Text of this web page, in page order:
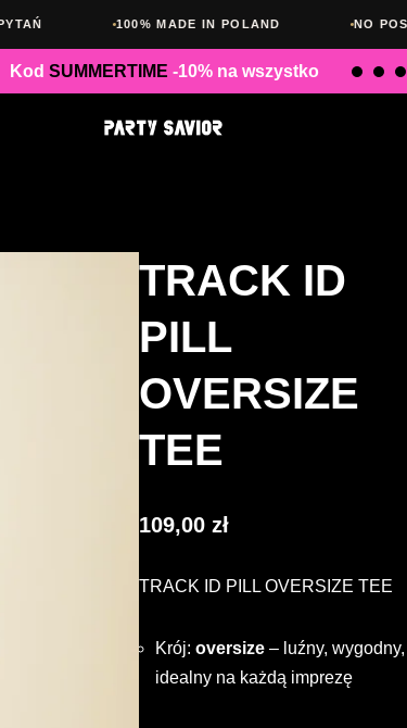
100% MADE IN POLAND NO POSERS. NO
Kod SUMMERTIME -10% na wszystko
TRACK ID
PILL
OVERSIZE
TEE
109,00zł
TRACK ID PILL OVERSIZE TEE
Krój:oversize – luźny, wygodny,
idealny na każdą imprezę